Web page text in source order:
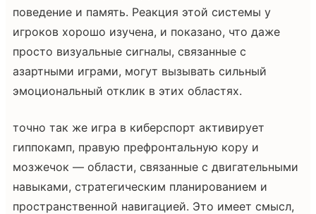
поведение и память. Реакция этой системы у
игроков хорошо изучена, и показано, что даже
просто визуальные сигналы, связанные с
азартными играми, могут вызывать сильный
эмоциональный отклик в этих областях.
точно так же игра в киберспорт активирует
гиппокамп, правую префронтальную кору и
мозжечок — области, связанные с двигательными
навыками, стратегическим планированием и
пространственной навигацией. Это имеет смысл,